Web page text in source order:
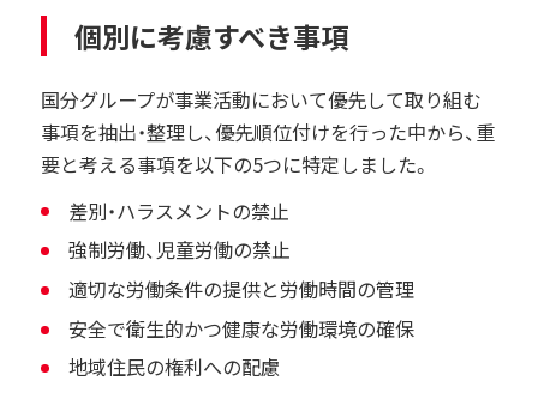
個別に考慮すべき事項
国分グループが事業活動において優先して取り組む
事項を抽出・整理し、優先順位付けを行った中から、重
要と考える事項を以下の5つに特定しました。
差別・ハラスメントの禁止
強制労働、児童労働の禁止
適切な労働条件の提供と労働時間の管理
安全で衛生的かつ健康な労働環境の確保
地域住民の権利への配慮